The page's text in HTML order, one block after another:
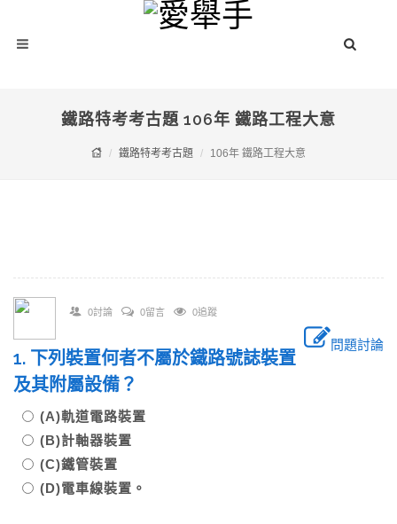
鐵路特考考古題 106年 鐵路工程大意
鐵路特考考古題 106年 鐵路工程大意
0討論 0留言 0追蹤
問題討論
1. 下列裝置何者不屬於鐵路號誌裝置
及其附屬設備？
(A)軌道電路裝置
(B)計軸器裝置
(C)鐵管裝置
(D)電車線裝置。